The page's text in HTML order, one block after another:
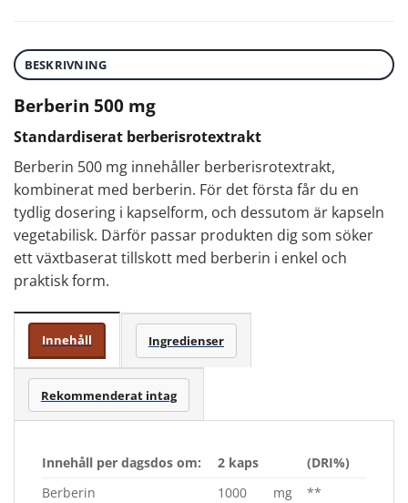
BESKRIVNING
Berberin 500 mg
Standardiserat berberisrotextrakt
Berberin 500 mg innehåller berberisrotextrakt,
kombinerat med berberin. För det första får du en
tydlig dosering i kapselform, och dessutom är kapseln
vegetabilisk. Därför passar produkten dig som söker
ett växtbaserat tillskott med berberin i enkel och
praktisk form.
Innehåll Ingredienser
Rekommenderat intag
Innehåll per dagsdos om: 2 kaps
(DRI%)
Berberin
1000 mg **